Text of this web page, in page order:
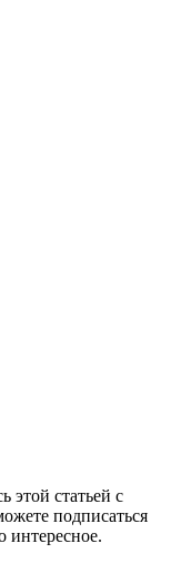
этой статьей с
подписаться
интересное.